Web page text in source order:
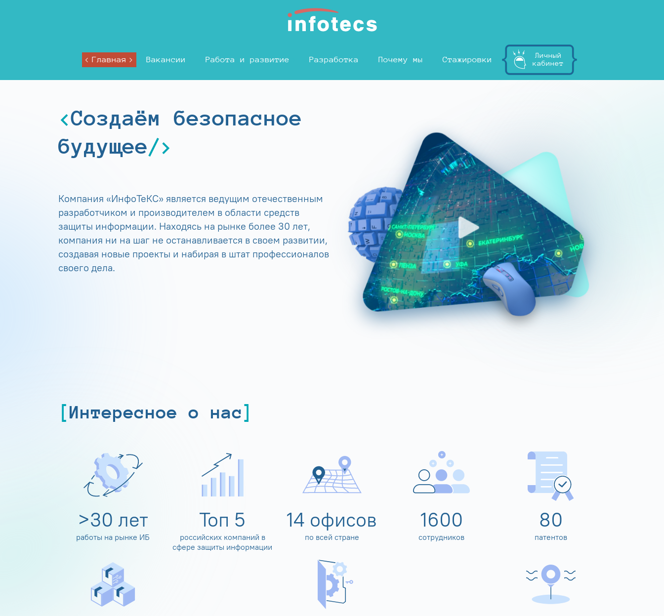
Главная Вакансии Работа и развитие Разработка Почему мы Стажировки
Личный
кабинет
Создаём безопасное
будущее
Компания «ИнфоТеКС» является ведущим отечественным
разработчиком и производителем в области средств
защиты информации. Находясь на рынке более 30 лет,
компания ни на шаг не останавливается в своем развитии,
создавая новые проекты и набирая в штат профессионалов
своего дела.
Интересное о нас
>30 лет
работы на рынке ИБ
Топ 5
российских компаний в
сфере защиты информации
14 офисов
по всей стране
1600
сотрудников
80
патентов